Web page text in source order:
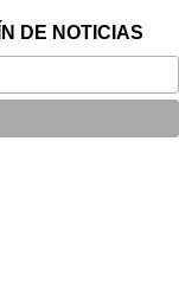
DE NOTICIAS